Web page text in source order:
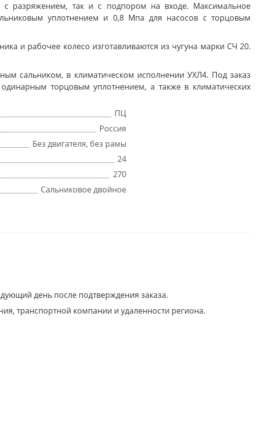
с разряжением, так и с подпором на входе. Максимальное
уплотнением и 0,8 Мпа для насосов с торцовым
и рабочее колесо изготавливаются из чугуна марки СЧ 20.
сальником, в климатическом исполнении УХЛ4. Под заказ
торцовым уплотнением, а также в климатических
ПЦ
Россия
Без двигателя, без рамы
24
270
Сальниковое двойное
день после подтверждения заказа.
транспортной компании и удаленности региона.